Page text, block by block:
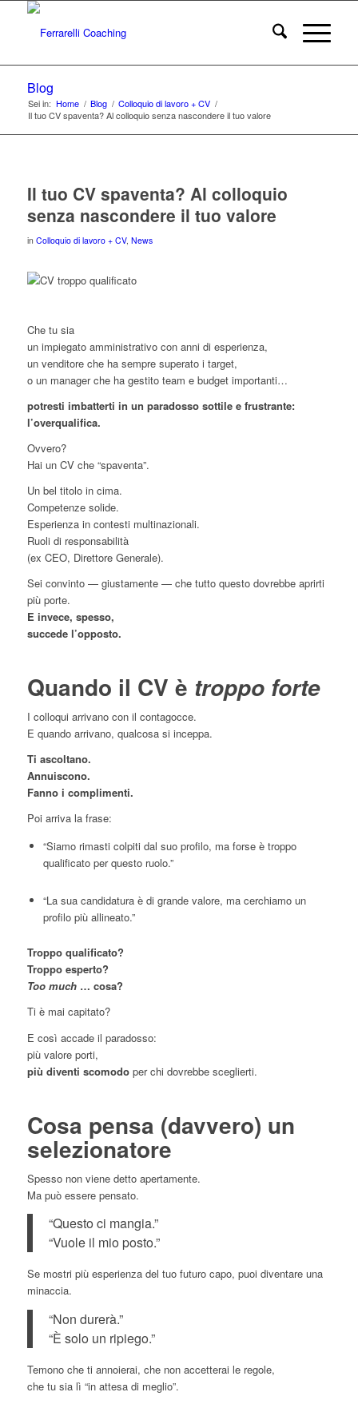
Blog
Sei in: Home / Blog / Colloquio di lavoro + CV /
Il tuo CV spaventa? Al colloquio senza nascondere il tuo valore
Il tuo CV spaventa? Al colloquio
senza nascondere il tuo valore
in Colloquio di lavoro + CV, News
Che tu sia
un impiegato amministrativo con anni di esperienza,
un venditore che ha sempre superato i target,
o un manager che ha gestito team e budget importanti…
potresti imbatterti in un paradosso sottile e frustrante:
l’overqualifica.
Ovvero?
Hai un CV che “spaventa”.
Un bel titolo in cima.
Competenze solide.
Esperienza in contesti multinazionali.
Ruoli di responsabilità
(ex CEO, Direttore Generale).
Sei convinto — giustamente — che tutto questo dovrebbe aprirti
più porte.
E invece, spesso,
succede l’opposto.
Quando il CV è troppo forte
I colloqui arrivano con il contagocce.
E quando arrivano, qualcosa si inceppa.
Ti ascoltano.
Annuiscono.
Fanno i complimenti.
Poi arriva la frase:
“Siamo rimasti colpiti dal suo profilo, ma forse è troppo
qualificato per questo ruolo.”
“La sua candidatura è di grande valore, ma cerchiamo un
profilo più allineato.”
Troppo qualificato?
Troppo esperto?
Too much… cosa?
Ti è mai capitato?
E così accade il paradosso:
più valore porti,
più diventi scomodoper chi dovrebbe sceglierti.
Cosa pensa (davvero) un
selezionatore
Spesso non viene detto apertamente.
Ma può essere pensato.
“Questo ci mangia.”
“Vuole il mio posto.”
Se mostri più esperienza del tuo futuro capo, puoi diventare una
minaccia.
“Non durerà.”
“È solo un ripiego.”
Temono che ti annoierai, che non accetterai le regole,
che tu sia lì “in attesa di meglio”.